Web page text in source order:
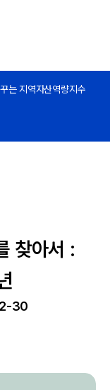
는 지역자산역량지수
찾아서 :
30